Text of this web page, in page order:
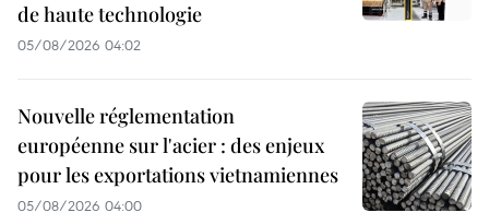
de haute technologie
05/08/2026 04:02
Nouvelle réglementation
européenne sur l'acier : des enjeux
pour les exportations vietnamiennes
05/08/2026 04:00